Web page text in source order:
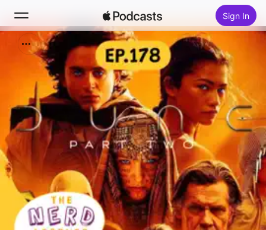
Sign In
Search
Home
New
Top Charts